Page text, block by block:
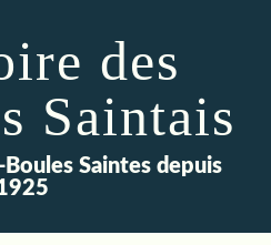
des
Saintais
Saintes depuis